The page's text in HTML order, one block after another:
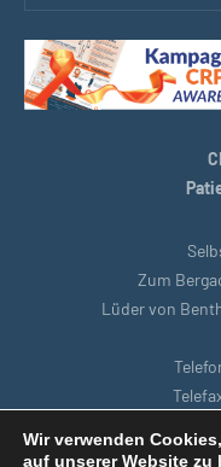
Zum
Lüder von
Wir verwenden
auf unserer Website zu